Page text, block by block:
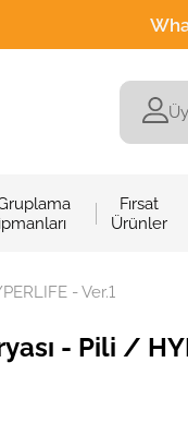
Fırsat
Ürünler
- Ver.1
- Pili /